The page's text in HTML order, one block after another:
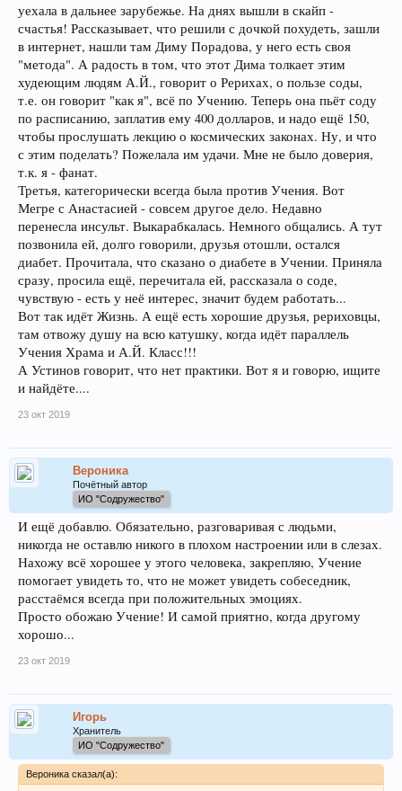
уехала в дальнее зарубежье. На днях вышли в скайп -
счастья! Рассказывает, что решили с дочкой похудеть, зашли
в интернет, нашли там Диму Порадова, у него есть своя
"метода". А радость в том, что этот Дима толкает этим
худеющим людям А.Й., говорит о Рерихах, о пользе соды,
т.е. он говорит "как я", всё по Учению. Теперь она пьёт соду
по расписанию, заплатив ему 400 долларов, и надо ещё 150,
чтобы прослушать лекцию о космических законах. Ну, и что
с этим поделать? Пожелала им удачи. Мне не было доверия,
т.к. я - фанат.
Третья, категорически всегда была против Учения. Вот
Мегре с Анастасией - совсем другое дело. Недавно
перенесла инсульт. Выкарабкалась. Немного общались. А тут
позвонила ей, долго говорили, друзья отошли, остался
диабет. Прочитала, что сказано о диабете в Учении. Приняла
сразу, просила ещё, перечитала ей, рассказала о соде,
чувствую - есть у неё интерес, значит будем работать...
Вот так идёт Жизнь. А ещё есть хорошие друзья, рериховцы,
там отвожу душу на всю катушку, когда идёт параллель
Учения Храма и А.Й. Класс!!!
А Устинов говорит, что нет практики. Вот я и говорю, ищите
и найдёте....
23 окт 2019
Вероника
Почётный автор
ИО "Содружество"
И ещё добавлю. Обязательно, разговаривая с людьми,
никогда не оставлю никого в плохом настроении или в слезах.
Нахожу всё хорошее у этого человека, закрепляю, Учение
помогает увидеть то, что не может увидеть собеседник,
расстаёмся всегда при положительных эмоциях.
Просто обожаю Учение! И самой приятно, когда другому
хорошо...
23 окт 2019
Игорь
Хранитель
ИО "Содружество"
Вероника сказал(а):